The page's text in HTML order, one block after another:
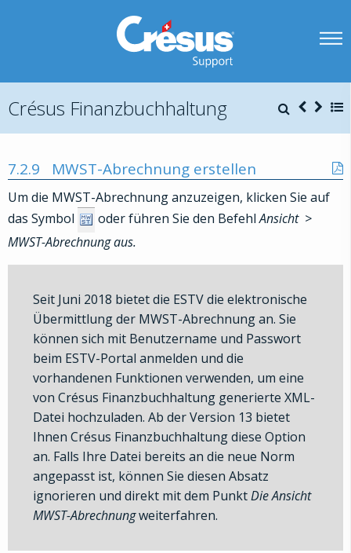
Crésus Finanzbuchhaltung
7.2.9 MWST-Abrechnung erstellen
Um die MWST-Abrechnung anzuzeigen, klicken Sie auf
das Symbol
oder führen Sie den BefehlAnsicht >
MWST-Abrechnungaus.
Seit Juni 2018 bietet die ESTV die elektronische
Übermittlung der MWST-Abrechnung an. Sie
können sich mit Benutzername und Passwort
beim ESTV-Portal anmelden und die
vorhandenen Funktionen verwenden, um eine
von Crésus Finanzbuchhaltung generierte XML-
Datei hochzuladen. Ab der Version 13 bietet
Ihnen Crésus Finanzbuchhaltung diese Option
an. Falls Ihre Datei bereits an die neue Norm
angepasst ist, können Sie diesen Absatz
ignorieren und direkt mit dem PunktDie Ansicht
MWST-Abrechnungweiterfahren.